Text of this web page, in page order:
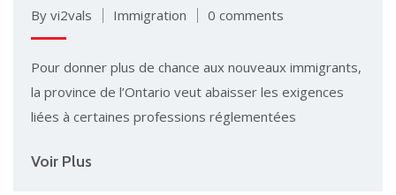
By vi2vals Immigration 0 comments
Pour donner plus de chance aux nouveaux immigrants,
la province de l’Ontario veut abaisser les exigences
liées à certaines professions réglementées
Voir Plus